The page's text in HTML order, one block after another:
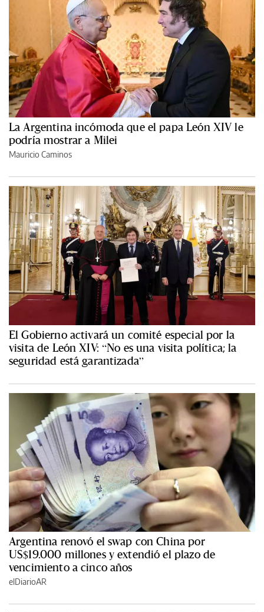
La Argentina incómoda que el papa León XIV le
podría mostrar a Milei
Mauricio Caminos
El Gobierno activará un comité especial por la
visita de León XIV: “No es una visita política; la
seguridad está garantizada”
Argentina renovó el swap con China por
US$19.000 millones y extendió el plazo de
vencimiento a cinco años
elDiarioAR